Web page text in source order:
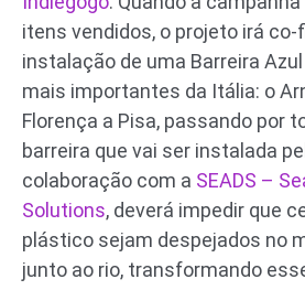
itens vendidos, o projeto irá co-
instalação de uma Barreira
mais importantes da Itália: o
Florença a Pisa, passando por
barreira que vai ser instalada
colaboração com a SEADS –
Solutions, deverá impedir que
plástico sejam despejados no
junto ao rio, transformando